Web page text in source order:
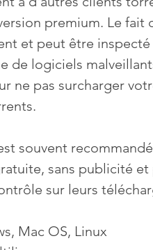
premium. Le
et peut être
de logiciels
ne pas surcharger
souvent
sans publicité
sur leurs
Mac OS, Linux